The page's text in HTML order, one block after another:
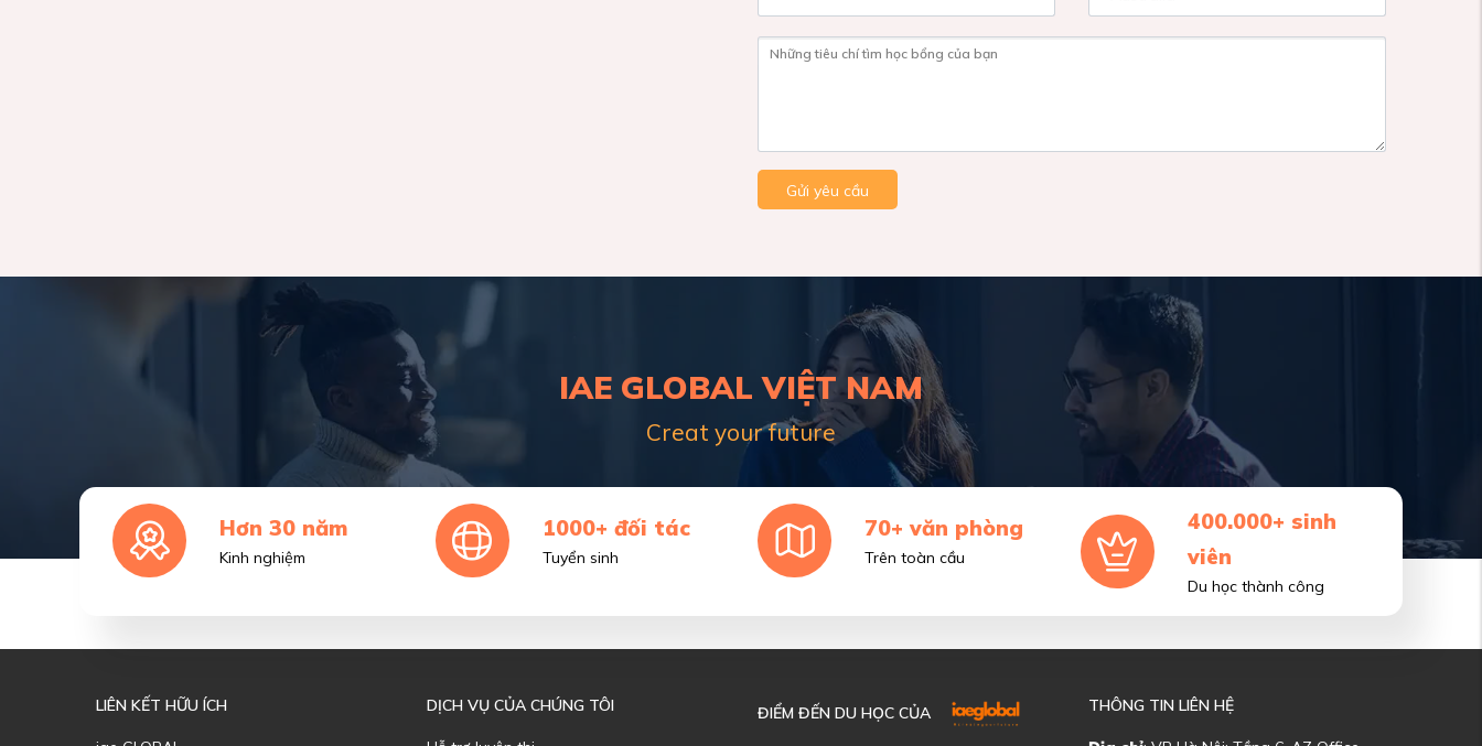
Những tiêu chí tìm học bổng của bạn
Gửi yêu cầu
IAE GLOBAL VIỆT NAM
Creat your future
Hơn 30 năm
Kinh nghiệm
1000+ đối tác
Tuyển sinh
70+ văn phòng
Trên toàn cầu
400.000+ sinh
viên
Du học thành công
LIÊN KẾT HỮU ÍCH DỊCH VỤ CỦA CHÚNG TÔI ĐIỂM ĐẾN DU HỌC CỦA THÔNG TIN LIÊN HỆ